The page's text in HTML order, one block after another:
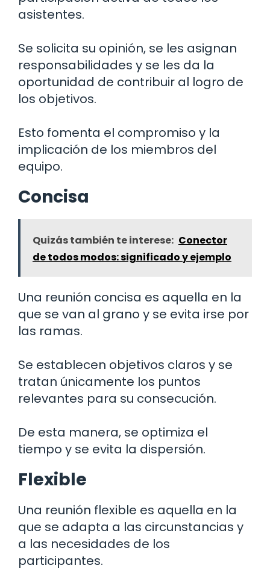
asistentes.
Se solicita su opinión, se les asignan
responsabilidades y se les da la
oportunidad de contribuir al logro de
los objetivos.
Esto fomenta el compromiso y la
implicación de los miembros del
equipo.
Concisa
Quizás también te interese: Conector
de todos modos: significado y ejemplo
Una reunión concisa es aquella en la
que se van al grano y se evita irse por
las ramas.
Se establecen objetivos claros y se
tratan únicamente los puntos
relevantes para su consecución.
De esta manera, se optimiza el
tiempo y se evita la dispersión.
Flexible
Una reunión flexible es aquella en la
que se adapta a las circunstancias y
a las necesidades de los
participantes.